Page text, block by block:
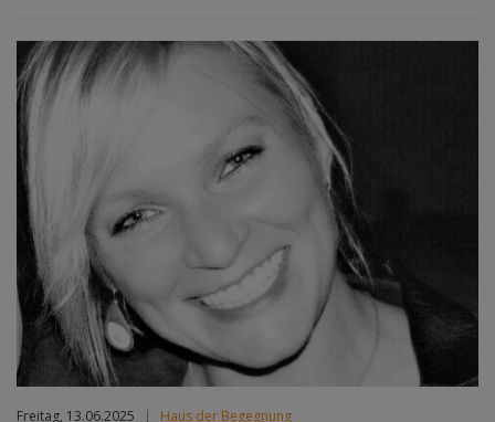
Freitag, 13.06.2025 | Haus der Begegnung